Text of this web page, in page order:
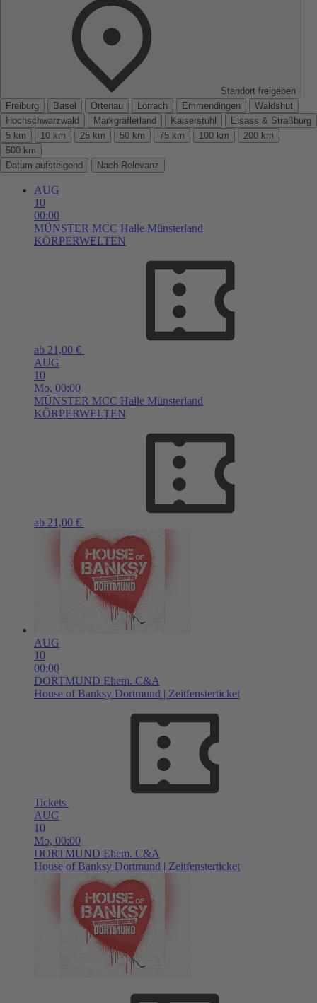
Standort freigeben
Freiburg
Basel Ortenau Lörrach Emmendingen
Waldshut
Hochschwarzwald
Markgräflerland Kaiserstuhl
Elsass & Straßburg
5 km
10 km 25 km 50 km 75 km 100 km
200 km
500 km
Datum aufsteigend
Nach Relevanz
AUG
10
00:00
MÜNSTER MCC Halle Münsterland
KÖRPERWELTEN
ab 21,00 €
AUG
10
Mo, 00:00
MÜNSTER MCC Halle Münsterland
KÖRPERWELTEN
ab 21,00 €
AUG
10
00:00
DORTMUND Ehem. C&A
House of Banksy Dortmund | Zeitfensterticket
Tickets
AUG
10
Mo, 00:00
DORTMUND Ehem. C&A
House of Banksy Dortmund | Zeitfensterticket